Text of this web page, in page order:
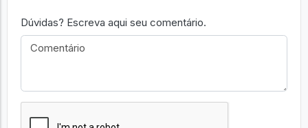
Dúvidas? Escreva aqui seu comentário.